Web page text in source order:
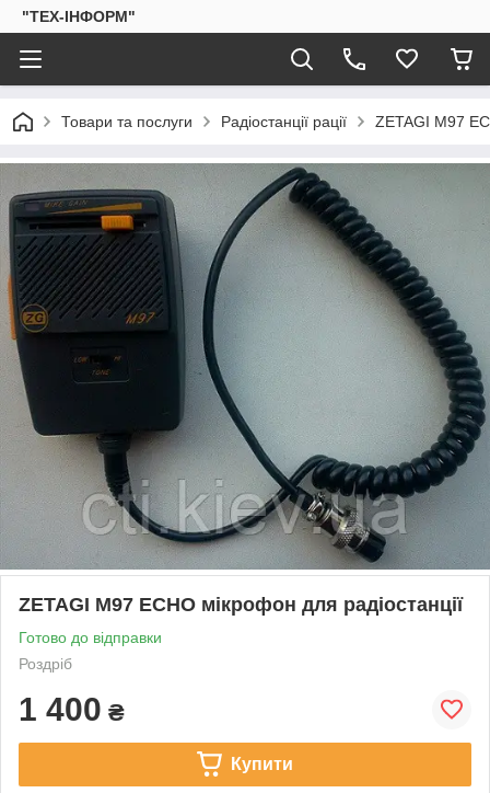
"ТЕХ-ІНФОРМ"
Товари та послуги Радіостанції рації ZETAGI M97
ZETAGI M97 ECHO мікрофон для радіостанції
Готово до відправки
Роздріб
1 400 ₴
Купити